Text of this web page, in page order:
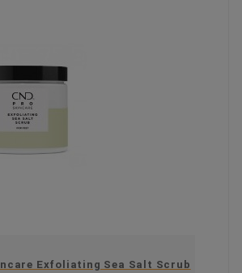
Exfoliating Sea Salt Scrub